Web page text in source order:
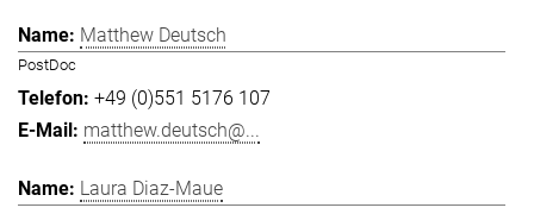
Matthew Deutsch
PostDoc
+49 (0)551 5176 107
matthew.deutsch@...
Laura Diaz-Maue